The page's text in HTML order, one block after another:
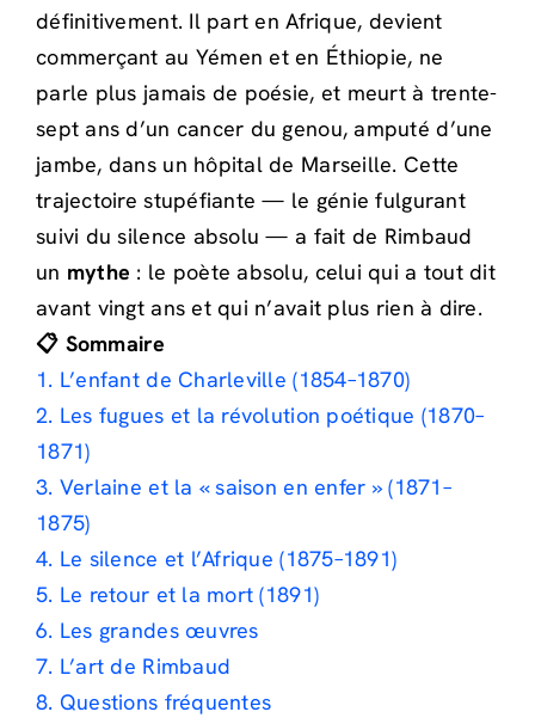
définitivement. Il part en Afrique, devient
commerçant au Yémen et en Éthiopie, ne
parle plus jamais de poésie, et meurt à trente-
sept ans d’un cancer du genou, amputé d’une
jambe, dans un hôpital de Marseille. Cette
trajectoire stupéfiante — le génie fulgurant
suivi du silence absolu — a fait de Rimbaud
un mythe : le poète absolu, celui qui a tout dit
avant vingt ans et qui n’avait plus rien à dire.
📋 Sommaire
1. L’enfant de Charleville (1854–1870)
2. Les fugues et la révolution poétique (1870–
1871)
3. Verlaine et la « saison en enfer » (1871–
1875)
4. Le silence et l’Afrique (1875–1891)
5. Le retour et la mort (1891)
6. Les grandes œuvres
7. L’art de Rimbaud
8. Questions fréquentes